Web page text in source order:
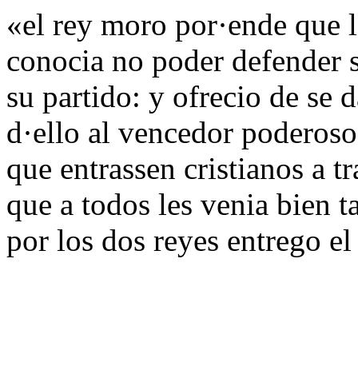
«el rey moro por·ende que
conocia no poder defender
su partido: y ofrecio de se
d·ello al vencedor
que entrassen cristianos a
que a todos les venia bien
por los dos reyes entrego